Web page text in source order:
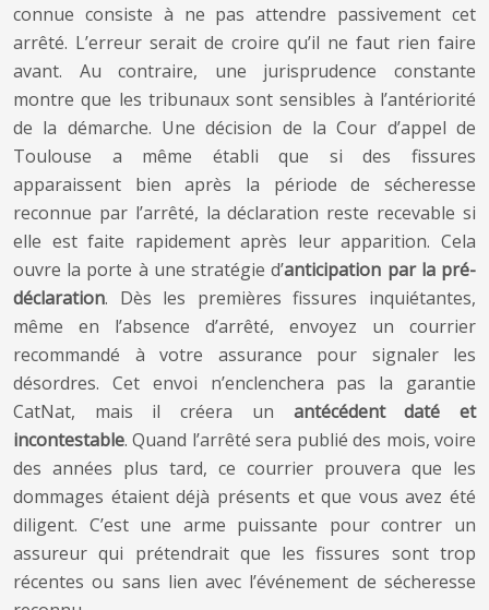
connue consiste à ne pas attendre passivement cet
arrêté. L’erreur serait de croire qu’il ne faut rien faire
avant. Au contraire, une jurisprudence constante
montre que les tribunaux sont sensibles à l’antériorité
de la démarche. Une décision de la Cour d’appel de
Toulouse a même établi que si des fissures
apparaissent bien après la période de sécheresse
reconnue par l’arrêté, la déclaration reste recevable si
elle est faite rapidement après leur apparition. Cela
ouvre la porte à une stratégie d’anticipation par la pré-
déclaration. Dès les premières fissures inquiétantes,
même en l’absence d’arrêté, envoyez un courrier
recommandé à votre assurance pour signaler les
désordres. Cet envoi n’enclenchera pas la garantie
CatNat, mais il créera un antécédent daté et
incontestable. Quand l’arrêté sera publié des mois, voire
des années plus tard, ce courrier prouvera que les
dommages étaient déjà présents et que vous avez été
diligent. C’est une arme puissante pour contrer un
assureur qui prétendrait que les fissures sont trop
récentes ou sans lien avec l’événement de sécheresse